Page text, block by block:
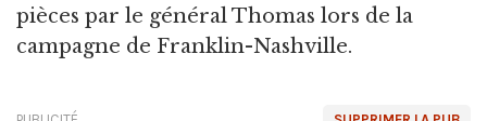
pièces par le général Thomas lors de la
campagne de Franklin-Nashville.